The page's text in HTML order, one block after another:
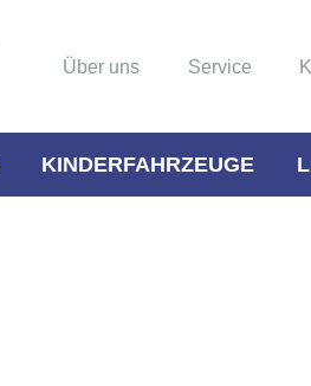
Über uns Service
KINDERFAHRZEUGE